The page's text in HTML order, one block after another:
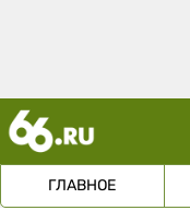
ГЛАВНОЕ